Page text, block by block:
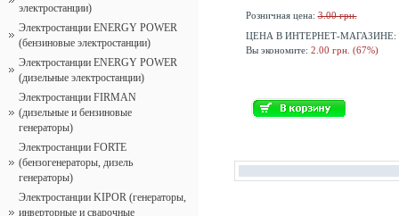
электростанции)
Электростанции ENERGY POWER
(бензиновые электростанции)
Электростанции ENERGY POWER
(дизельные электростанции)
Электростанции FIRMAN
(дизельные и бензиновые
генераторы)
Электростанции FORTE
(бензогенераторы, дизель
генераторы)
Электростанции KIPOR (генераторы,
инверторные и сварочные
Розничная цена:3.00 грн.
ЦЕНА В ИНТЕРНЕТ-МАГАЗИНЕ:
Вы экономите: 2.00 грн. (67%)